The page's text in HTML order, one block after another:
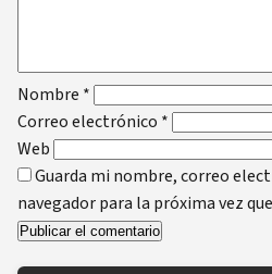
Nombre *
Correo electrónico *
Web
Guarda mi nombre, correo
navegador para la próxima vez